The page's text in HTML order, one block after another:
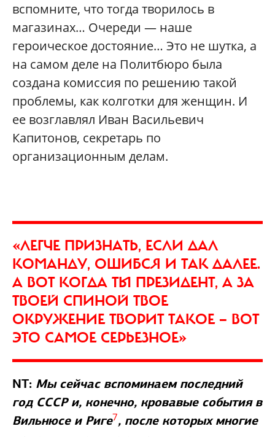
вспомните, что тогда творилось в
магазинах… Очереди — наше
героическое достояние… Это не шутка, а
на самом деле на Политбюро была
создана комиссия по решению такой
проблемы, как колготки для женщин. И
ее возглавлял Иван Васильевич
Капитонов, секретарь по
организационным делам.
«ЛЕГЧЕ ПРИЗНАТЬ, ЕСЛИ ДАЛ
КОМАНДУ, ОШИБСЯ И ТАК ДАЛЕЕ.
А ВОТ КОГДА ТЫ ПРЕЗИДЕНТ, А ЗА
ТВОЕЙ СПИНОЙ ТВОЕ
ОКРУЖЕНИЕ ТВОРИТ ТАКОЕ — ВОТ
ЭТО САМОЕ СЕРЬЕЗНОЕ»
NT: Мы сейчас вспоминаем последний
год СССР и, конечно, кровавые события в
Вильнюсе и Риге7, после которых многие